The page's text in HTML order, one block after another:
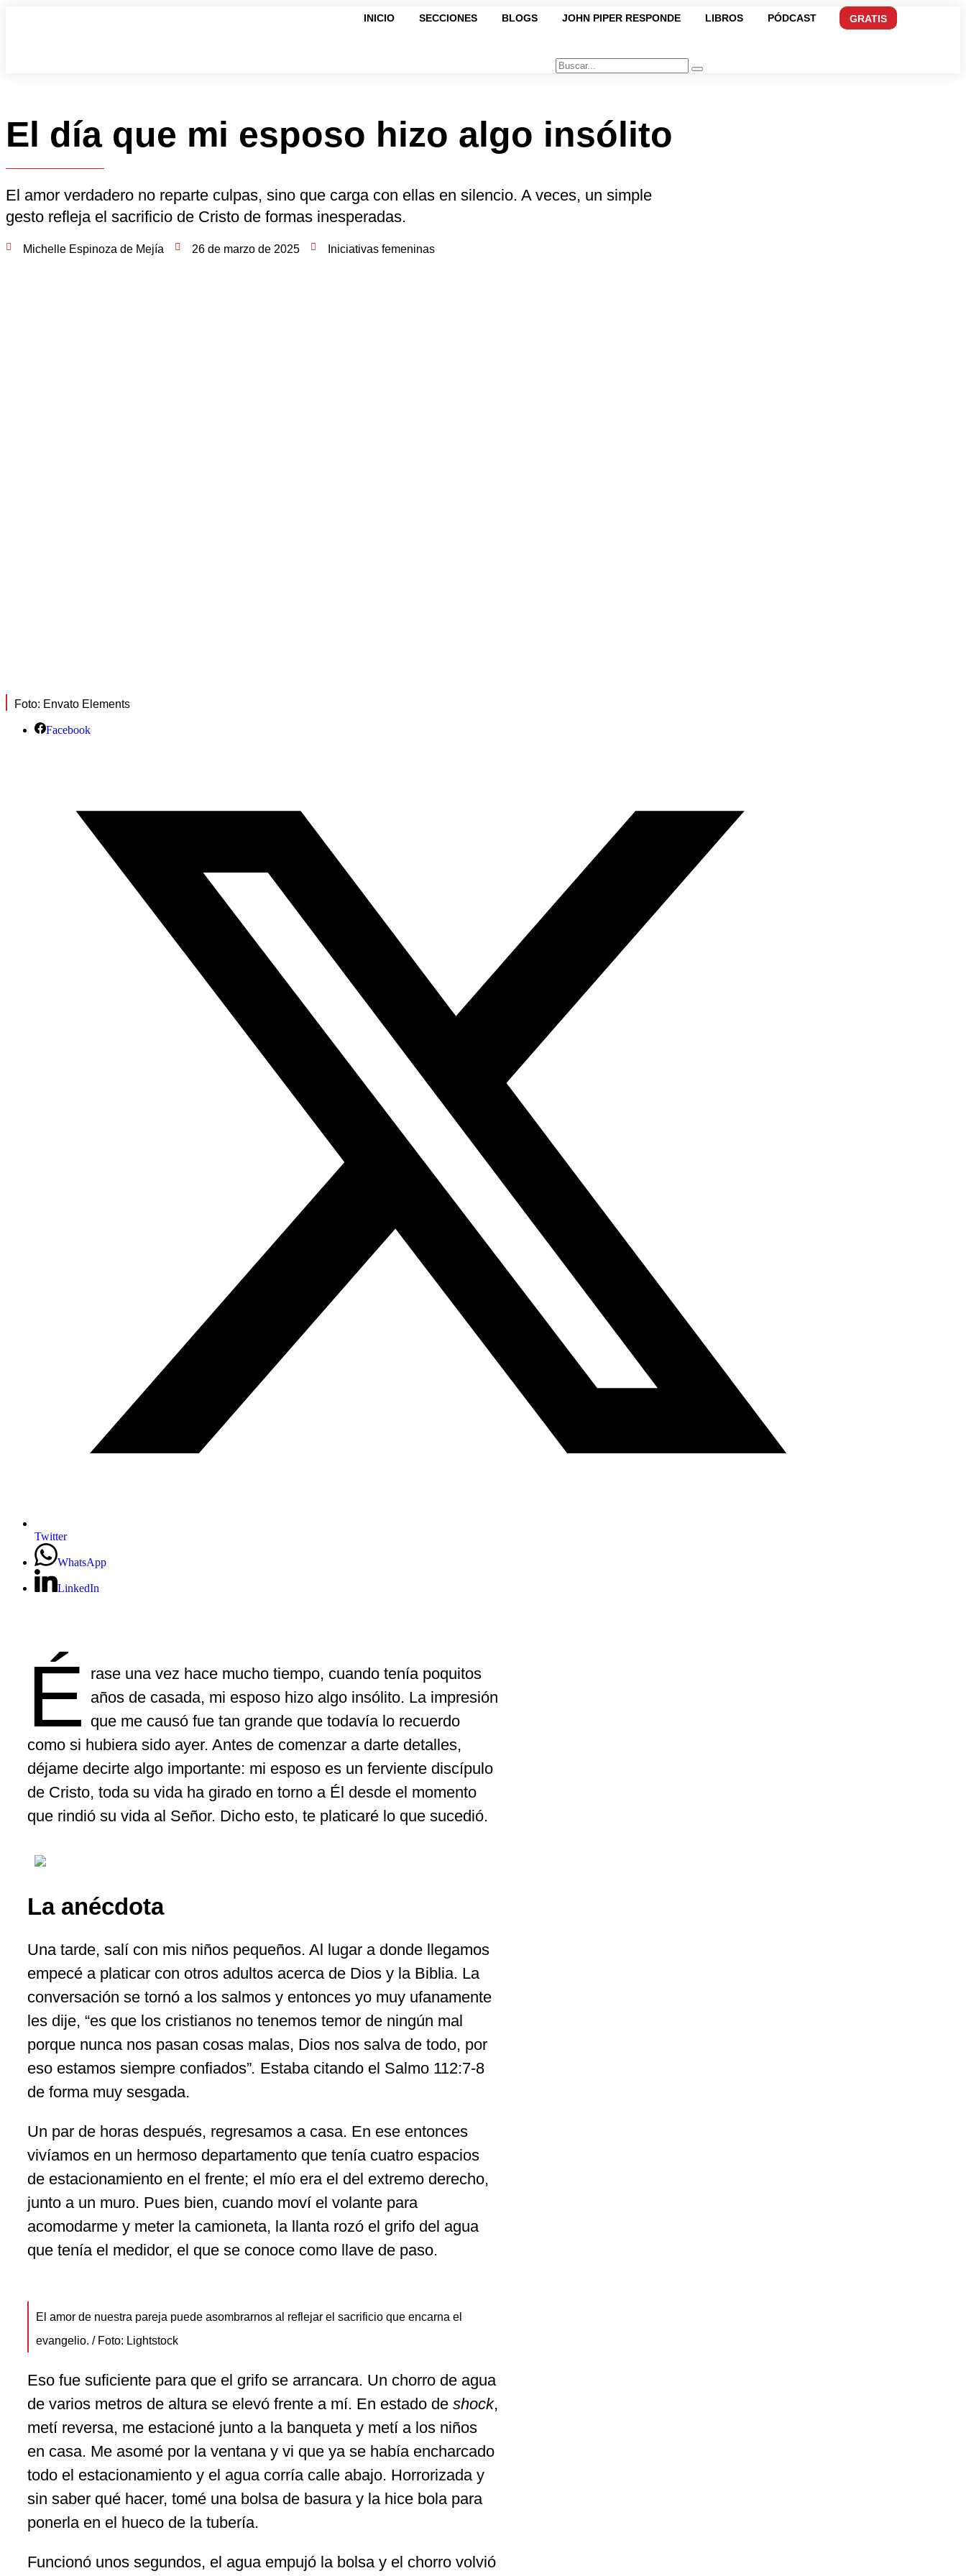
INICIO SECCIONES BLOGS JOHN PIPER RESPONDE LIBROS PÓDCAST GRATIS
El día que mi esposo hizo algo insólito
El amor verdadero no reparte culpas, sino que carga con ellas en silencio. A veces, un simple
gesto refleja el sacrificio de Cristo de formas inesperadas.
Michelle Espinoza de Mejía 26 de marzo de 2025 Iniciativas femeninas
Foto: Envato Elements
Facebook
Twitter
WhatsApp
LinkedIn
É rase una vez hace mucho tiempo, cuando tenía poquitos
años de casada, mi esposo hizo algo insólito. La impresión
que me causó fue tan grande que todavía lo recuerdo
como si hubiera sido ayer. Antes de comenzar a darte detalles,
déjame decirte algo importante: mi esposo es un ferviente discípulo
de Cristo, toda su vida ha girado en torno a Él desde el momento
que rindió su vida al Señor. Dicho esto, te platicaré lo que sucedió.
La anécdota
Una tarde, salí con mis niños pequeños. Al lugar a donde llegamos
empecé a platicar con otros adultos acerca de Dios y la Biblia. La
conversación se tornó a los salmos y entonces yo muy ufanamente
les dije, “es que los cristianos no tenemos temor de ningún mal
porque nunca nos pasan cosas malas, Dios nos salva de todo, por
eso estamos siempre confiados”. Estaba citando el Salmo 112:7-8
de forma muy sesgada.
Un par de horas después, regresamos a casa. En ese entonces
vivíamos en un hermoso departamento que tenía cuatro espacios
de estacionamiento en el frente; el mío era el del extremo derecho,
junto a un muro. Pues bien, cuando moví el volante para
acomodarme y meter la camioneta, la llanta rozó el grifo del agua
que tenía el medidor, el que se conoce como llave de paso.
El amor de nuestra pareja puede asombrarnos al reflejar el sacrificio que encarna el
evangelio. / Foto: Lightstock
Eso fue suficiente para que el grifo se arrancara. Un chorro de agua
de varios metros de altura se elevó frente a mí. En estado de shock,
metí reversa, me estacioné junto a la banqueta y metí a los niños
en casa. Me asomé por la ventana y vi que ya se había encharcado
todo el estacionamiento y el agua corría calle abajo. Horrorizada y
sin saber qué hacer, tomé una bolsa de basura y la hice bola para
ponerla en el hueco de la tubería.
Funcionó unos segundos, el agua empujó la bolsa y el chorro volvió